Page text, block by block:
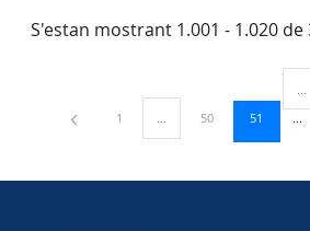
S'estan mostrant 1.001 - 1.020
Pàgina
1 ...Pàgines intermèdies
Pàgina
50 Pàgina
51